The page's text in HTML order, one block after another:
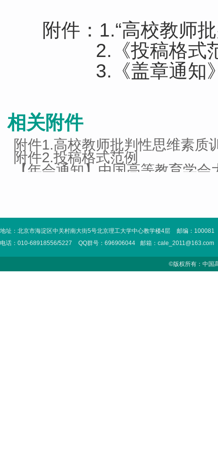
附件：1.“高校教师批
2.《投稿格式范
3.《盖章通知》
相关附件
附件1.高校教师批判性思维素质
附件2.投稿格式范例
【年会通知】中国高等教育学
地址：北京市海淀区中关村南大街5号北京理工大学中心教学楼4层
邮编：100081
电话：010-68918556/5227
QQ群号：696906044 邮箱：cale_2011@163.com
©版权所有：中国